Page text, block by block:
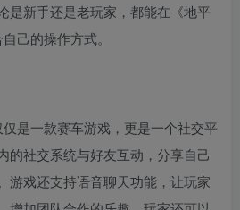
是新手还是老玩家，都能在《地平
己的操作方式。
仅是一款赛车游戏，更是一个社交平
的社交系统与好友互动，分享自己
游戏还支持语音聊天功能，让玩家